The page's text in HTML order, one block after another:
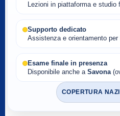
Lezioni in piattaforma e studio
Supporto dedicato
Assistenza e orientamento
Esame finale in presenza
Disponibile anche a Savona
COPERTURA